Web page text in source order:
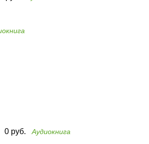
0 руб. Аудиокнига